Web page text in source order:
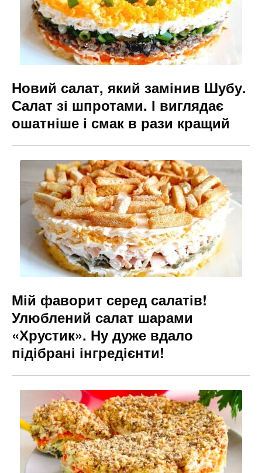
Новий салат, який замінив Шубу.
Салат зі шпротами. І виглядає
ошатніше і смак в рази кращий
Мій фаворит серед салатів!
Улюблений салат шарами
«Хрустик». Ну дуже вдало
підібрані інгредієнти!